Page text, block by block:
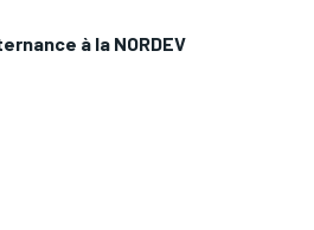
à la NORDEV